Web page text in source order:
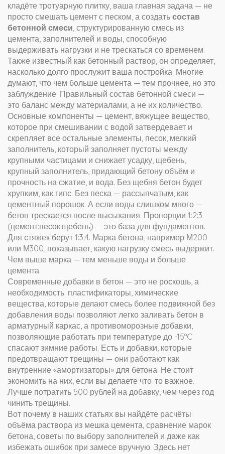
кладёте тротуарную плитку, ваша главная задача — не
просто смешать цемент с песком, а создать состав
бетонной смеси, структурированную смесь из
цемента, заполнителей и воды, способную
выдерживать нагрузки и не трескаться со временем.
Также известный как бетонный раствор, он определяет,
насколько долго прослужит ваша постройка. Многие
думают, что чем больше цемента — тем прочнее, но это
заблуждение. Правильный состав бетонной смеси —
это баланс между материалами, а не их количество.
Основные компоненты — цемент, вяжущее вещество,
которое при смешивании с водой затвердевает и
скрепляет все остальные элементы, песок, мелкий
заполнитель, который заполняет пустоты между
крупными частицами и снижает усадку, щебень,
крупный заполнитель, придающий бетону объём и
прочность на сжатие, и вода. Без щебня бетон будет
хрупким, как гипс. Без песка — рассыпчатым, как
цементный порошок. А если воды слишком много —
бетон трескается после высыхания. Пропорции 1:2:3
(цемент:песок:щебень) — это база для фундаментов.
Для стяжек берут 1:3:4. Марка бетона, например М200
или М300, показывает, какую нагрузку смесь выдержит.
Чем выше марка — тем меньше воды и больше
цемента.
Современные добавки в бетон — это не роскошь, а
необходимость. пластификаторы, химические
вещества, которые делают смесь более подвижной без
добавления воды позволяют легко заливать бетон в
арматурный каркас, а противоморозные добавки,
позволяющие работать при температуре до -15°C
спасают зимние работы. Есть и добавки, которые
предотвращают трещины — они работают как
внутренние «амортизаторы» для бетона. Не стоит
экономить на них, если вы делаете что-то важное.
Лучше потратить 500 рублей на добавку, чем через год
чинить трещины.
Вот почему в наших статьях вы найдёте расчёты
объёма раствора из мешка цемента, сравнение марок
бетона, советы по выбору заполнителей и даже как
избежать ошибок при замесе вручную. Здесь нет